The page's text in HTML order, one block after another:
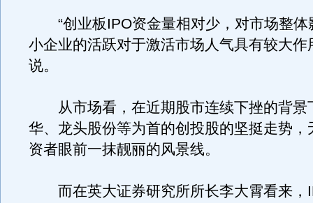
“创业板IPO资金量相对少，对市场整体
小企业的活跃对于激活市场人气具有较大作
说。
从市场看，在近期股市连续下挫的背景
华、龙头股份等为首的创投股的坚挺走势，
资者眼前一抹靓丽的风景线。
而在英大证券研究所所长李大霄看来，